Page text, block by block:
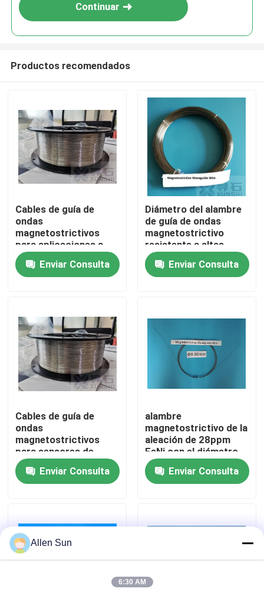
En casa
Los vídeos
Sobre nosotros
Control de calidad
Contacta con nosotros
Casos de trabajo
Continuar
Productos recomendados
Cables de guía de
ondas
magnetostrictivos
para aplicaciones a
altas temperaturas
Diámetro 0,8 mm
Enviar Consulta
Diámetro del alambre
de guía de ondas
magnetostrictivo
resistente a altas
temperaturas 0,8 mm
Enviar Consulta
Cables de guía de
ondas
magnetostrictivos
para sensores de
medida de nivel
Diámetro 0,50 mm,
entregados en bobina
Enviar Consulta
alambre
magnetostrictivo de la
aleación de 28ppm
FeNi con el diámetro
0.5m m
Enviar Consulta
Allen Sun
6:30 AM